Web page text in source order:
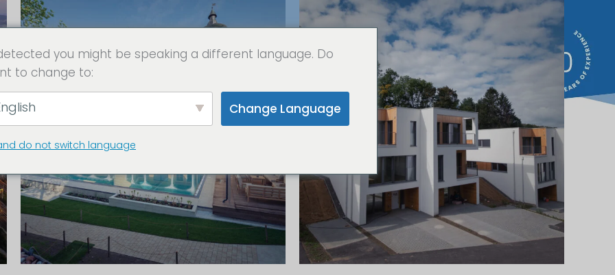
you might be speaking a different language. Do
to change to:
Change Language
do not switch language